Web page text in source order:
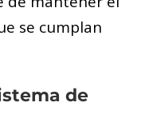
se cumplan
de